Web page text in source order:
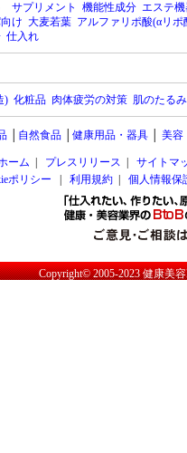
サプリメント 機能性成分 エステ
け 大麦若葉 アルファリポ酸(αリポ
仕入れ
) 化粧品 肉体疲労の対策 肌のたる
│ 自然食品│ 健康用品・器具│ 美容
ーム プレスリリース
サイトマ
ポリシー
利用規約| 個人情報保
Copyright© 2005-2023健康美